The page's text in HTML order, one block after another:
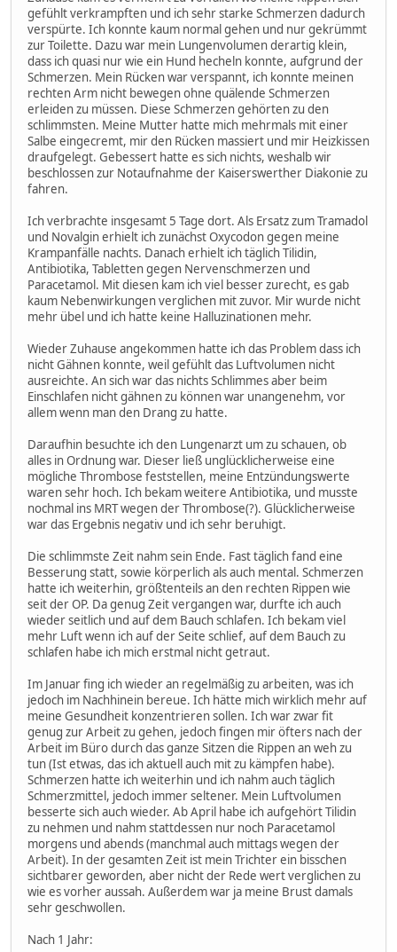
gefühlt verkrampften und ich sehr starke Schmerzen dadurch
verspürte. Ich konnte kaum normal gehen und nur gekrümmt
zur Toilette. Dazu war mein Lungenvolumen derartig klein,
dass ich quasi nur wie ein Hund hecheln konnte, aufgrund der
Schmerzen. Mein Rücken war verspannt, ich konnte meinen
rechten Arm nicht bewegen ohne quälende Schmerzen
erleiden zu müssen. Diese Schmerzen gehörten zu den
schlimmsten. Meine Mutter hatte mich mehrmals mit einer
Salbe eingecremt, mir den Rücken massiert und mir Heizkissen
draufgelegt. Gebessert hatte es sich nichts, weshalb wir
beschlossen zur Notaufnahme der Kaiserswerther Diakonie zu
fahren.
Ich verbrachte insgesamt 5 Tage dort. Als Ersatz zum Tramadol
und Novalgin erhielt ich zunächst Oxycodon gegen meine
Krampanfälle nachts. Danach erhielt ich täglich Tilidin,
Antibiotika, Tabletten gegen Nervenschmerzen und
Paracetamol. Mit diesen kam ich viel besser zurecht, es gab
kaum Nebenwirkungen verglichen mit zuvor. Mir wurde nicht
mehr übel und ich hatte keine Halluzinationen mehr.
Wieder Zuhause angekommen hatte ich das Problem dass ich
nicht Gähnen konnte, weil gefühlt das Luftvolumen nicht
ausreichte. An sich war das nichts Schlimmes aber beim
Einschlafen nicht gähnen zu können war unangenehm, vor
allem wenn man den Drang zu hatte.
Daraufhin besuchte ich den Lungenarzt um zu schauen, ob
alles in Ordnung war. Dieser ließ unglücklicherweise eine
mögliche Thrombose feststellen, meine Entzündungswerte
waren sehr hoch. Ich bekam weitere Antibiotika, und musste
nochmal ins MRT wegen der Thrombose(?). Glücklicherweise
war das Ergebnis negativ und ich sehr beruhigt.
Die schlimmste Zeit nahm sein Ende. Fast täglich fand eine
Besserung statt, sowie körperlich als auch mental. Schmerzen
hatte ich weiterhin, größtenteils an den rechten Rippen wie
seit der OP. Da genug Zeit vergangen war, durfte ich auch
wieder seitlich und auf dem Bauch schlafen. Ich bekam viel
mehr Luft wenn ich auf der Seite schlief, auf dem Bauch zu
schlafen habe ich mich erstmal nicht getraut.
Im Januar fing ich wieder an regelmäßig zu arbeiten, was ich
jedoch im Nachhinein bereue. Ich hätte mich wirklich mehr auf
meine Gesundheit konzentrieren sollen. Ich war zwar fit
genug zur Arbeit zu gehen, jedoch fingen mir öfters nach der
Arbeit im Büro durch das ganze Sitzen die Rippen an weh zu
tun (Ist etwas, das ich aktuell auch mit zu kämpfen habe).
Schmerzen hatte ich weiterhin und ich nahm auch täglich
Schmerzmittel, jedoch immer seltener. Mein Luftvolumen
besserte sich auch wieder. Ab April habe ich aufgehört Tilidin
zu nehmen und nahm stattdessen nur noch Paracetamol
morgens und abends (manchmal auch mittags wegen der
Arbeit). In der gesamten Zeit ist mein Trichter ein bisschen
sichtbarer geworden, aber nicht der Rede wert verglichen zu
wie es vorher aussah. Außerdem war ja meine Brust damals
sehr geschwollen.
Nach 1 Jahr: